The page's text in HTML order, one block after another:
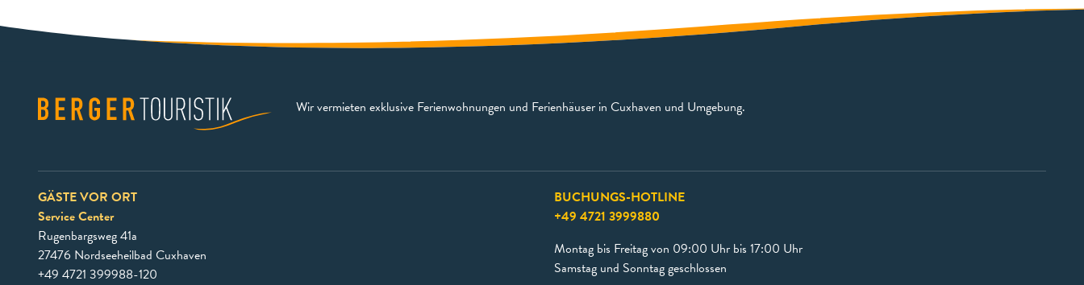
Wir vermieten exklusive Ferienwohnungen und Ferienhäuser in Cuxhaven und Umgebung.
GÄSTE VOR ORT
Service Center
Rugenbargsweg 41a
27476 Nordseeheilbad Cuxhaven
+49 4721 399988-120
BUCHUNGS-HOTLINE
+49 4721 3999880
Montag bis Freitag von 09:00 Uhr bis 17:00 Uhr
Samstag und Sonntag geschlossen